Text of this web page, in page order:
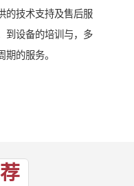
的技术支持及售后服
到设备的培训与，多
的服务。